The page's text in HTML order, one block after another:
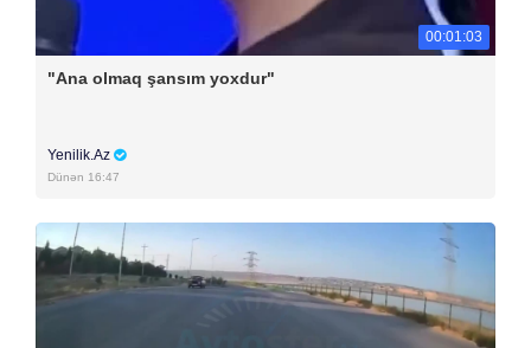
00:01:03
"Ana olmaq şansım yoxdur"
Yenilik.Az
Dünən 16:47